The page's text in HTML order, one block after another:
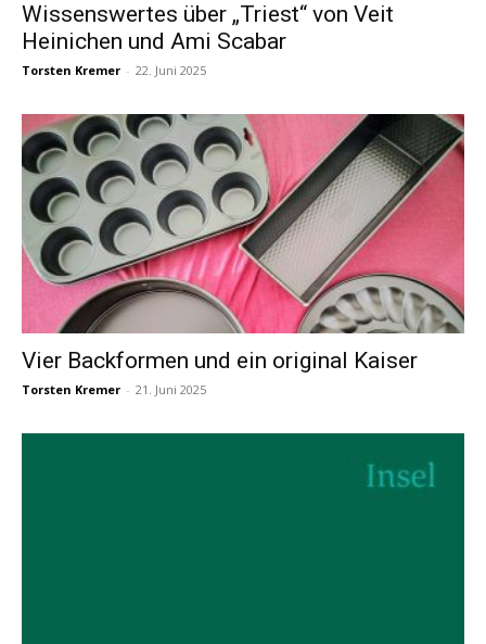
Wissenswertes über „Triest“ von Veit
Heinichen und Ami Scabar
Torsten Kremer - 22. Juni 2025
Vier Backformen und ein original Kaiser
Torsten Kremer - 21. Juni 2025